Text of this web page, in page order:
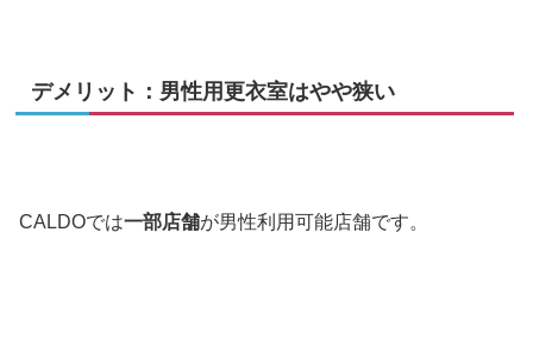
デメリット：男性用更衣室はやや狭い
CALDOでは一部店舗が男性利用可能店舗です。